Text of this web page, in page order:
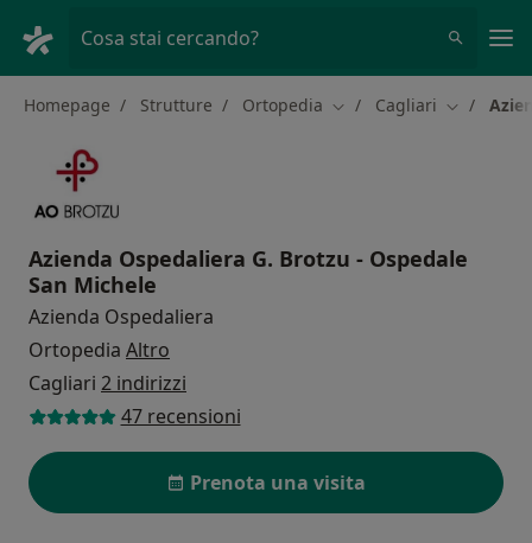
Cosa stai cercando?
Homepage Strutture Ortopedia Cambia città
Cagliari Cambia
Azienda Ospedaliera G. Brotzu - Ospedale
San Michele
Azienda Ospedaliera
Ortopedia Altro
Cagliari 2 indirizzi
47 recensioni
Prenota una visita